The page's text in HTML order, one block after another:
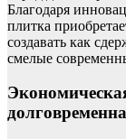
Благодаря
плитка
создавать как
смелые